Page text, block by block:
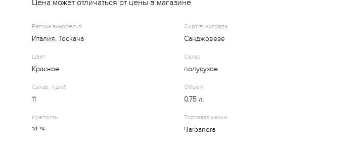
Цена может отличаться от цены в магазине
Регион виноделия
Италия, Тоскана
Сорт винограда
Санджовезе
Цвет
Красное
Сахар
полусухое
Сахар, г/дм3
11
Объем
0.75 л.
Крепость
14 %
Торговая марка
Barbanera